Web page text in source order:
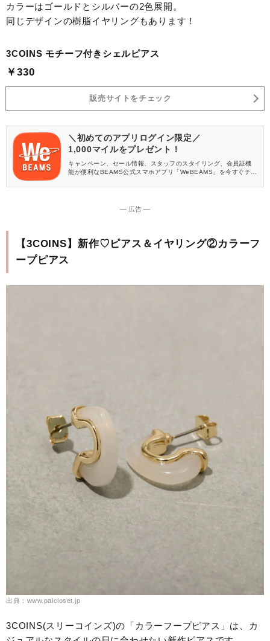
カラーはゴールドとシルバーの2色展開。
同じデザインの樹脂イヤリングもあります！
3COINS モチーフ付きシェルピアス
￥330
販売サイトをチェック
＼初めてのアプリログイン限定／
1,000マイルをプレゼント！
キャンペーン、セール情報、スタッフのスタイリング、会員証機
能が便利なBEAMS公式スマホアプリ「WeBEAMS」を今すぐチェ
― 広告 ―
【3COINS】新作♡ピアス＆イヤリング②カラーフ
ープピアス
出典：www.palcloset.jp
3COINS(スリーコインズ)の「カラーフープピアス」は、カ